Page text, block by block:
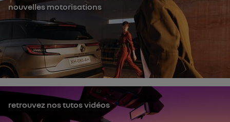
nouvelles motorisations
retrouvez nos tutos vidéos